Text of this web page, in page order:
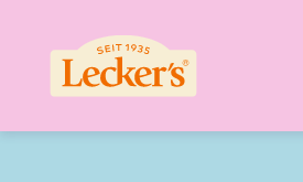
springen